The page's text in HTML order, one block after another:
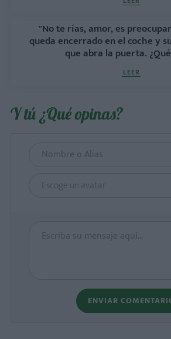
"No te rías, amor, es
queda encerrado en el coche y
que abra la puerta.
LEER
Y tú ¿Qué opinas?
Escoge un avatar
ENVIAR